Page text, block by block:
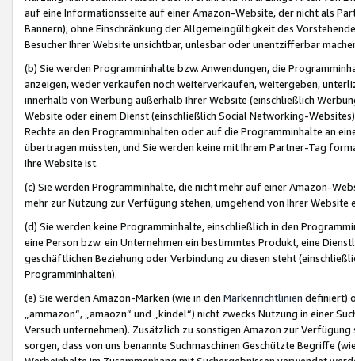
auf eine Informationsseite auf einer Amazon-Website, der nicht als
Bannern); ohne Einschränkung der Allgemeingültigkeit des
Besucher Ihrer Website unsichtbar, unlesbar oder unentzifferbar
(b) Sie werden Programminhalte bzw. Anwendungen, die
anzeigen, weder verkaufen noch weiterverkaufen, weitergeben,
innerhalb von Werbung außerhalb Ihrer Website (einschließlich
Website oder einem Dienst (einschließlich Social Networking-
Rechte an den Programminhalten oder auf die Programminhalte an
übertragen müssten, und Sie werden keine mit Ihrem Partner-Tag
Ihre Website ist.
(c) Sie werden Programminhalte, die nicht mehr auf einer Amazon-
mehr zur Nutzung zur Verfügung stehen, umgehend von Ihrer
(d) Sie werden keine Programminhalte, einschließlich in den
eine Person bzw. ein Unternehmen ein bestimmtes Produkt, eine
geschäftlichen Beziehung oder Verbindung zu diesen steht
Programminhalten).
(e) Sie werden Amazon-Marken (wie in den Markenrichtlinien definiert)
„ammazon“, „amaozn“ und „kindel“) nicht zwecks Nutzung in einer
Versuch unternehmen). Zusätzlich zu sonstigen Amazon zur
sorgen, dass von uns benannte Suchmaschinen Geschützte Begriffe